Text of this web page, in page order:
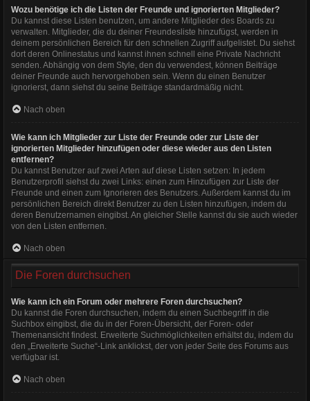
Wozu benötige ich die Listen der Freunde und ignorierten Mitglieder?
Du kannst diese Listen benutzen, um andere Mitglieder des Boards zu
verwalten. Mitglieder, die du deiner Freundesliste hinzufügst, werden in
deinem persönlichen Bereich für den schnellen Zugriff aufgelistet. Du siehst
dort deren Onlinestatus und kannst ihnen schnell eine Private Nachricht
senden. Abhängig von dem Style, den du verwendest, können Beiträge
deiner Freunde auch hervorgehoben sein. Wenn du einen Benutzer
ignorierst, dann siehst du seine Beiträge standardmäßig nicht.
Nach oben
Wie kann ich Mitglieder zur Liste der Freunde oder zur Liste der
ignorierten Mitglieder hinzufügen oder diese wieder aus den Listen
entfernen?
Du kannst Benutzer auf zwei Arten auf diese Listen setzen: In jedem
Benutzerprofil siehst du zwei Links: einen zum Hinzufügen zur Liste der
Freunde und einen zum Ignorieren des Benutzers. Außerdem kannst du im
persönlichen Bereich direkt Benutzer zu den Listen hinzufügen, indem du
deren Benutzernamen eingibst. An gleicher Stelle kannst du sie auch wieder
von den Listen entfernen.
Nach oben
Die Foren durchsuchen
Wie kann ich ein Forum oder mehrere Foren durchsuchen?
Du kannst die Foren durchsuchen, indem du einen Suchbegriff in die
Suchbox eingibst, die du in der Foren-Übersicht, der Foren- oder
Themenansicht findest. Erweiterte Suchmöglichkeiten erhältst du, indem du
den „Erweiterte Suche“-Link anklickst, der von jeder Seite des Forums aus
verfügbar ist.
Nach oben